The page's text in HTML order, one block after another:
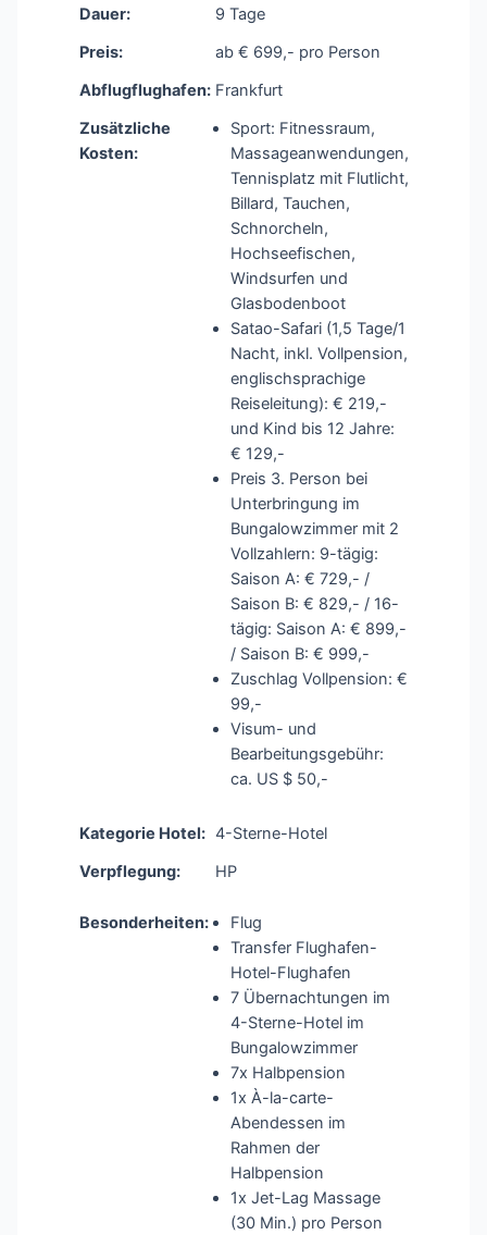
Dauer:
9 Tage
Preis:
ab € 699,- pro Person
Abflugflughafen: Frankfurt
Zusätzliche
Kosten:
Sport: Fitnessraum,
Massageanwendungen,
Tennisplatz mit Flutlicht,
Billard, Tauchen,
Schnorcheln,
Hochseefischen,
Windsurfen und
Glasbodenboot
Satao-Safari (1,5 Tage/1
Nacht, inkl. Vollpension,
englischsprachige
Reiseleitung): € 219,-
und Kind bis 12 Jahre:
€ 129,-
Preis 3. Person bei
Unterbringung im
Bungalowzimmer mit 2
Vollzahlern: 9-tägig:
Saison A: € 729,- /
Saison B: € 829,- / 16-
tägig: Saison A: € 899,-
/ Saison B: € 999,-
Zuschlag Vollpension: €
99,-
Visum- und
Bearbeitungsgebühr:
ca. US $ 50,-
Kategorie Hotel: 4-Sterne-Hotel
Verpflegung:
HP
Besonderheiten:
Flug
Transfer Flughafen-
Hotel-Flughafen
7 Übernachtungen im
4-Sterne-Hotel im
Bungalowzimmer
7x Halbpension
1x À-la-carte-
Abendessen im
Rahmen der
Halbpension
1x Jet-Lag Massage
(30 Min.) pro Person